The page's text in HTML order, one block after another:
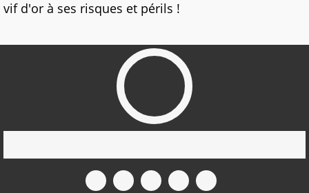
vif d'or à ses risques et périls !